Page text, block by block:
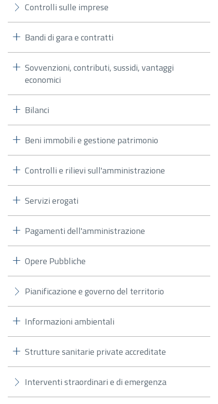
Controlli sulle imprese
Bandi di gara e contratti
Sovvenzioni, contributi, sussidi, vantaggi
economici
Bilanci
Beni immobili e gestione patrimonio
Controlli e rilievi sull'amministrazione
Servizi erogati
Pagamenti dell'amministrazione
Opere Pubbliche
Pianificazione e governo del territorio
Informazioni ambientali
Strutture sanitarie private accreditate
Interventi straordinari e di emergenza